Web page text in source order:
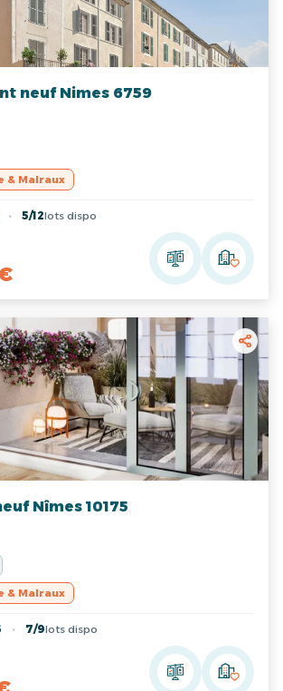
neuf Nimes 6759
& Malraux
5/12lots dispo
Nîmes 10175
& Malraux
7/9lots dispo